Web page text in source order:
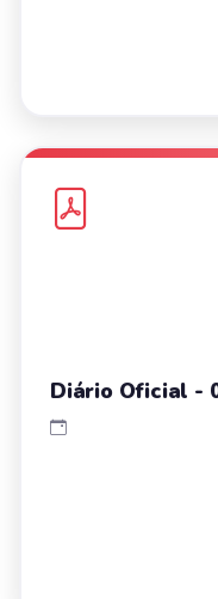
Diário Oficial -